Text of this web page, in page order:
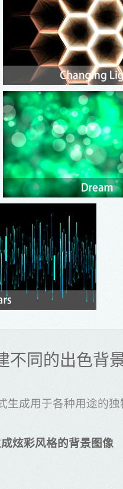
不同的出色背
成用于各种用途的独
炫彩风格的背景图像